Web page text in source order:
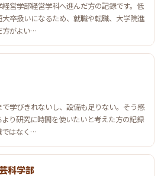
営学部経営学科へ進んだ方の記録です。低
卒扱いになるため、就職や転職、大学院進
方がよい…
学びきれないし、設備も足りない。そう感
り研究に時間を使いたいと考えた方の記録
ではなく…
科学部